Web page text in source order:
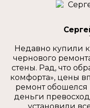
Недавно купили
чернового
стены. Рад, что
комфорта», цены
ремонт обошелся
деньги